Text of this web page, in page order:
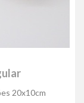
20x10cm